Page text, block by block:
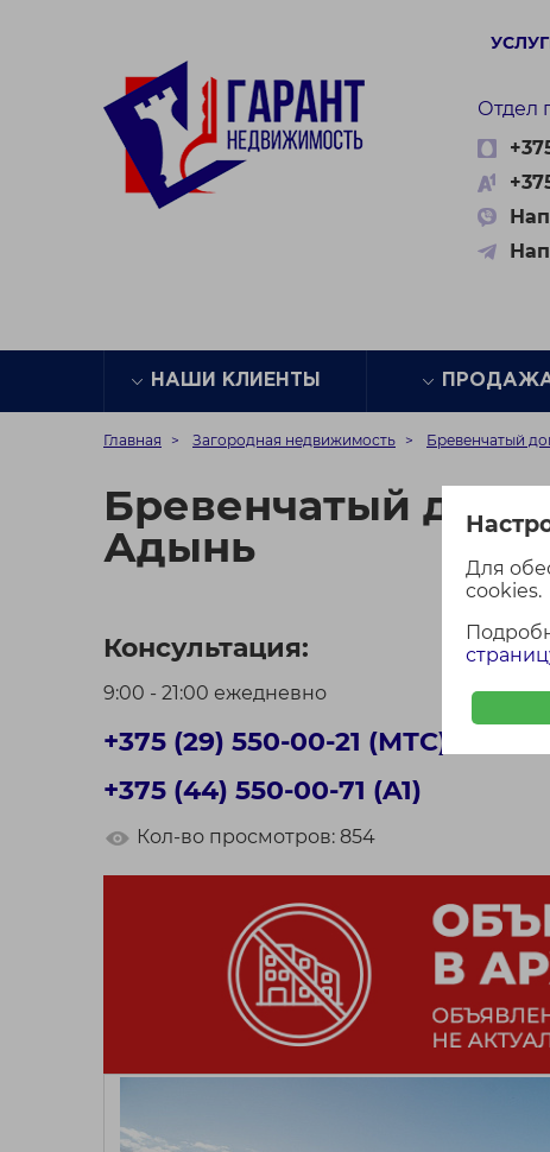
Для
cookies.
Отдел
НАШИ КЛИЕНТЫ
Главная Загородная недвижимость Бревенчатый
Бревенчатый дом
Адынь
Консультация:
9:00 - 21:00 ежедневно
+375 (29) 550-00-21 (МТС)
+375 (44) 550-00-71 (A1)
Кол-во просмотров: 854